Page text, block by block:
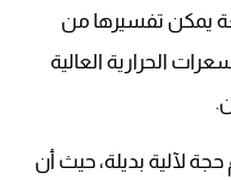
يمكن تفسيرها من
الحرارية العالية
لآلية بديلة، حيث أن